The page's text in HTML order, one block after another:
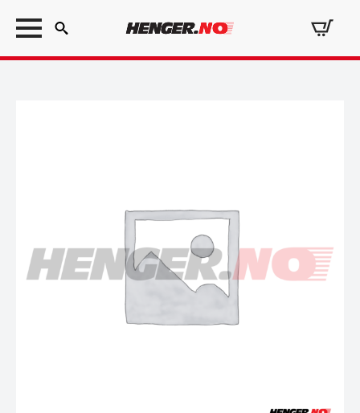
Search